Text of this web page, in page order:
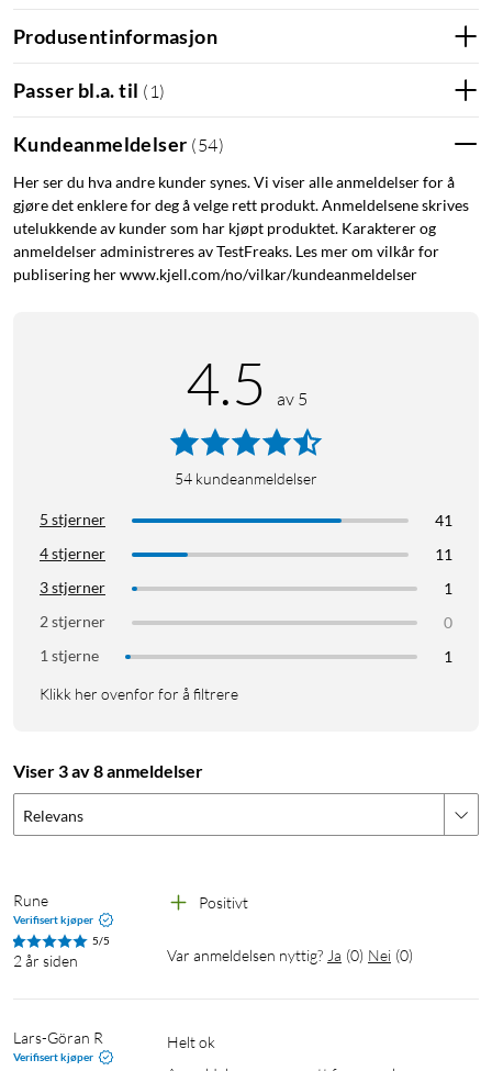
Produsentinformasjon
Passer bl.a. til ( 1 )
Kundeanmeldelser (54)
Her ser du hva andre kunder synes. Vi viser alle anmeldelser for å
gjøre det enklere for deg å velge rett produkt. Anmeldelsene skrives
utelukkende av kunder som har kjøpt produktet. Karakterer og
anmeldelser administreres av TestFreaks. Les mer om vilkår for
publisering her www.kjell.com/no/vilkar/kundeanmeldelser
4.5 av 5
54 kundeanmeldelser
5 stjerner
41
4 stjerner
11
3 stjerner
1
2 stjerner
0
1 stjerne
1
Klikk her ovenfor for å filtrere
Viser 3 av 8 anmeldelser
Relevans
Rune
Verifisert kjøper
5/5
2 år siden
Positivt
Var anmeldelsen nyttig? Ja (0) Nei (0)
Lars-Göran R
Verifisert kjøper
Helt ok